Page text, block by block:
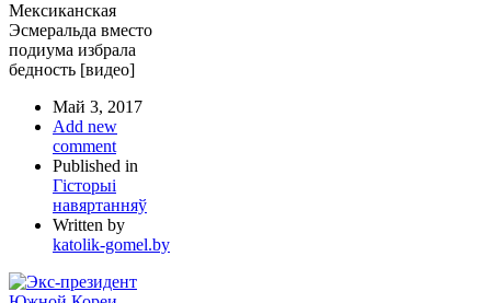
Мексиканская
Эсмеральда вместо
подиума избрала
бедность [видео]
Май 3, 2017
Add new
comment
Published in
Гісторыі
навяртанняў
Written by
katolik-gomel.by